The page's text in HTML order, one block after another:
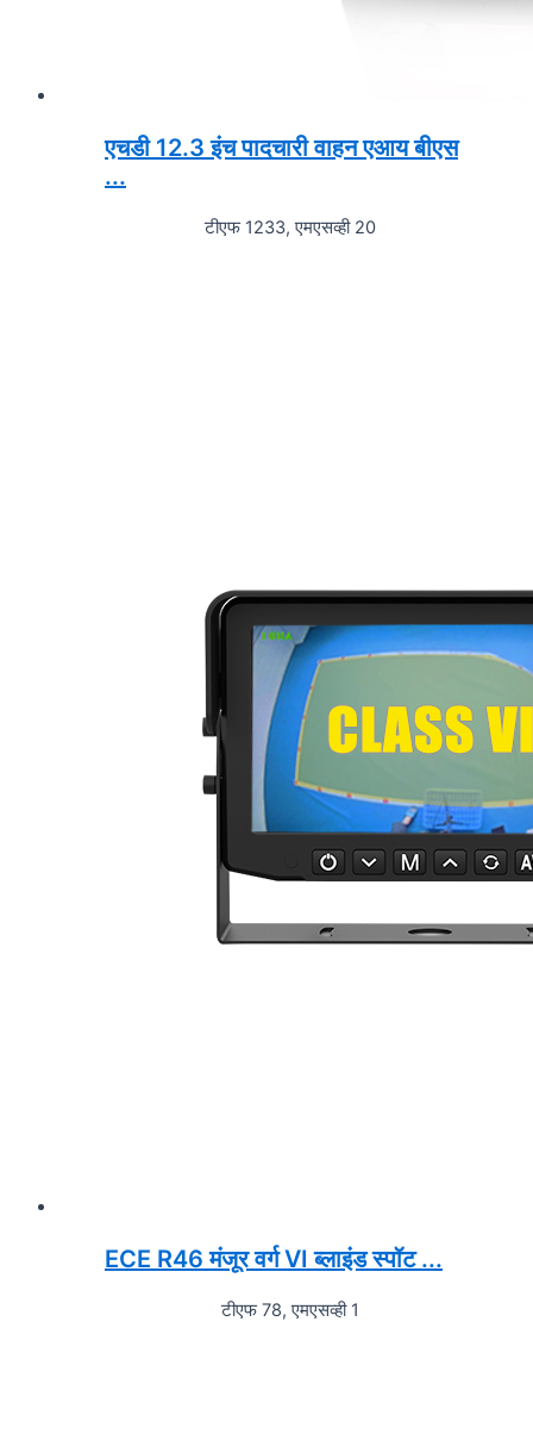
एचडी 12.3 इंच पादचारी वाहन एआय बीएस
...
टीएफ 1233, एमएसव्ही 20
ECE R46 मंजूर वर्ग VI ब्लाइंड स्पॉट ...
टीएफ 78, एमएसव्ही 1